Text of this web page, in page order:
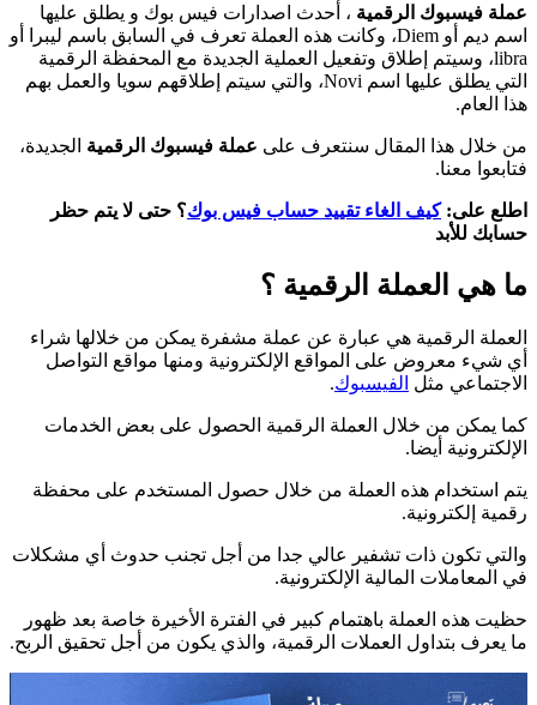
عملة فيسبوك الرقمية ، أحدث اصدارات فيس بوك و يطلق عليها
اسم ديم أو Diem، وكانت هذه العملة تعرف في السابق باسم ليبرا أو
libra، وسيتم إطلاق وتفعيل العملية الجديدة مع المحفظة الرقمية
التي يطلق عليها اسم Novi، والتي سيتم إطلاقهم سويا والعمل بهم
هذا العام.
من خلال هذا المقال سنتعرف على عملة فيسبوك الرقمية الجديدة،
فتابعوا معنا.
اطلع على:كيف الغاء تقييد حساب فيس بوك؟ حتى لا يتم حظر
حسابك للأبد
ما هي العملة الرقمية ؟
العملة الرقمية هي عبارة عن عملة مشفرة يمكن من خلالها شراء
أي شيء معروض على المواقع الإلكترونية ومنها مواقع التواصل
الاجتماعي مثل الفيسبوك.
كما يمكن من خلال العملة الرقمية الحصول على بعض الخدمات
الإلكترونية أيضا.
يتم استخدام هذه العملة من خلال حصول المستخدم على محفظة
رقمية إلكترونية.
والتي تكون ذات تشفير عالي جدا من أجل تجنب حدوث أي مشكلات
في المعاملات المالية الإلكترونية.
حظيت هذه العملة باهتمام كبير في الفترة الأخيرة خاصة بعد ظهور
ما يعرف بتداول العملات الرقمية، والذي يكون من أجل تحقيق الربح.